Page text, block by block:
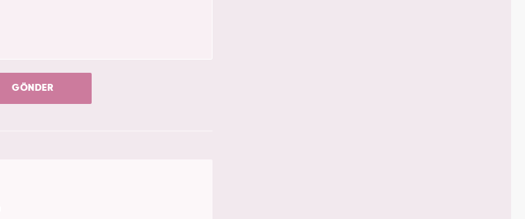
GÖNDER